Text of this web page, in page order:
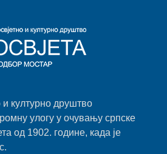
и културно друштво
улогу у очувању српске
од 1902. године, када је